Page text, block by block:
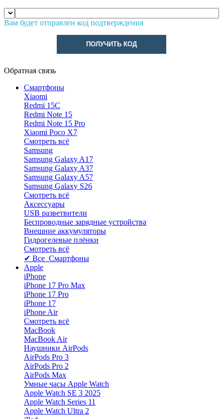
Вам будет отправлен код подтверждения
ПОЛУЧИТЬ КОД
Обратная связь
Смартфоны
Xiaomi
Redmi 15C
Redmi Note 15
Redmi Note 15 Pro
Xiaomi Poco X7
Смотреть всё
Samsung
Samsung Galaxy A17
Samsung Galaxy A37
Samsung Galaxy A57
Samsung Galaxy S26
Смотреть всё
Аксессуары
USB разветвители
Беспроводные зарядные устройства
Внешние аккумуляторы
Гидрогелевые плёнки
Смотреть всё
✔ Все Смартфоны
Apple
iPhone
iPhone 17 Pro Max
iPhone 17 Pro
iPhone 17
iPhone Air
Смотреть всё
MacBook
MacBook Air
Наушники AirPods
AirPods Pro 3
AirPods Pro 2
AirPods Max
Умные часы Apple Watch
Apple Watch SE 3 2025
Apple Watch Series 11
Apple Watch Ultra 2